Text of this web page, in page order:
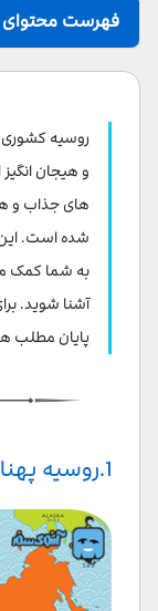
فهرست محتوای
1.روسیه پهناورترین کشور جهان
3.مسکو بزرگترین شهر اروپا
4.مترو مسکو، یکی از شلوغترین متروهای دنیاست
6.یک پنجم درختان جهان در روسیه است
8.برای دیدن موزه‌ی هرمیتاژ 6 سال زمان لازم است!
11.روسیه دارای 12 آتشفشان فعال است
12.آلاسکا فروخته شد
روسیه کشوری
و هیجان
های جذاب و
به شما کمک
آشنا شوید.
پایان مطلب
1.روسیه پهناورترین کشور جهان